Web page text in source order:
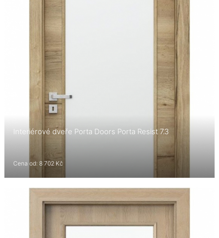
Interiérové dveře Porta Doors Porta Resist 7.3
Cena od: 8 702 Kč